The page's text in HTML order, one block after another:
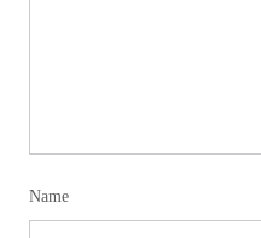
Name